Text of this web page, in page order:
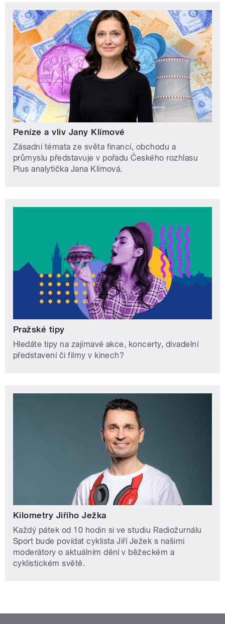
Peníze a vliv Jany Klímové
Zásadní témata ze světa financí, obchodu a
průmyslu představuje v pořadu Českého rozhlasu
Plus analytička Jana Klímová.
Pražské tipy
Hledáte tipy na zajímavé akce, koncerty, divadelní
představení či filmy v kinech?
Kilometry Jiřího Ježka
Každý pátek od 10 hodin si ve studiu Radiožurnálu
Sport bude povídat cyklista Jiří Ježek s našimi
moderátory o aktuálním dění v běžeckém a
cyklistickém světě.